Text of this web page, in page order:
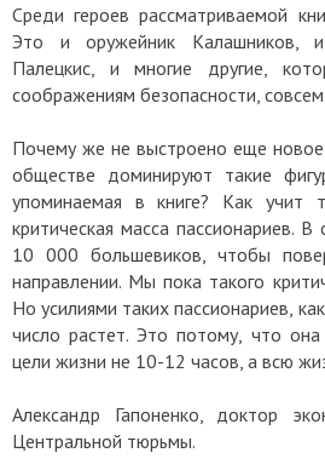
Среди героев рассматриваемой
Это и оружейник Калашников, и
Палецкис, и многие другие,
соображениям безопасности,
Почему же не выстроено еще новое
обществе доминируют такие
упоминаемая в книге? Как учит
критическая масса пассионариев.
10 000 большевиков, чтобы
направлении. Мы пока такого
Но усилиями таких пассионариев,
число растет. Это потому, что
цели жизни не 10-12 часов, а всю
Александр Гапоненко, доктор
Центральной тюрьмы.